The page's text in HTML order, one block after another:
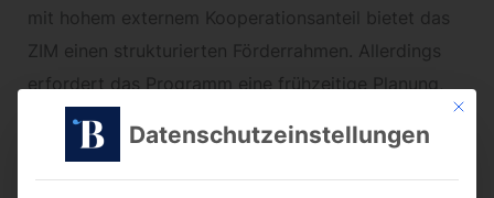
mit hohem externem Kooperationsanteil bietet das
ZIM einen strukturierten Förderrahmen. Allerdings
erfordert das Programm eine frühzeitige Planung,
da der Antrag zwingend vor Projektbeginn gestellt
werden muss und die Bewilligung vom verfügbaren
Förderbudget abhängt.
Mit
Datenschutzeinstellungen